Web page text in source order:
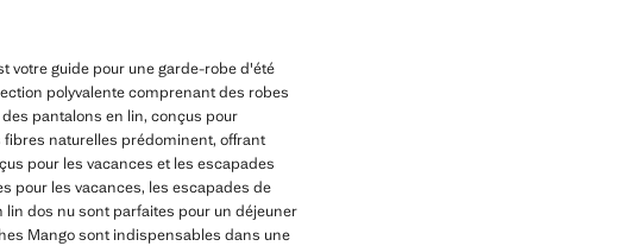
votre guide pour une garde-robe d'été
polyvalente comprenant des robes
pantalons en lin, conçus pour
fibres naturelles prédominent, offrant
pour les vacances et les escapades
pour les vacances, les escapades de
dos nu sont parfaites pour un déjeuner
Mango sont indispensables dans une